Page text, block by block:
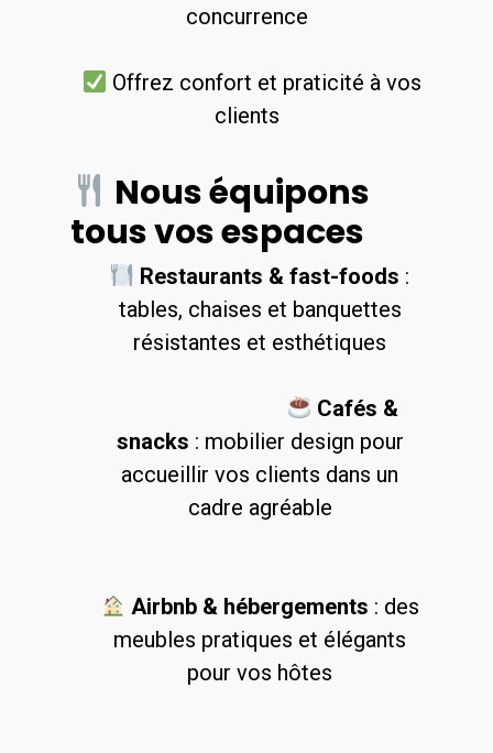
concurrence
Offrez confort et praticité à vos
clients
Nous équipons
tous vos espaces
Restaurants & fast-foods :
tables, chaises et banquettes
résistantes et esthétiques
Cafés &
snacks : mobilier design pour
accueillir vos clients dans un
cadre agréable
Airbnb & hébergements : des
meubles pratiques et élégants
pour vos hôtes